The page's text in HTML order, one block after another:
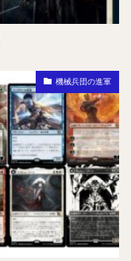
機械兵団の進軍